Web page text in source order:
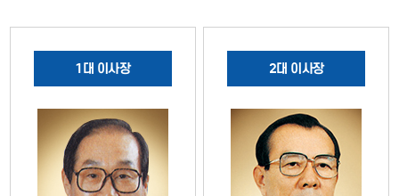
금
KOREA
CREDIT
GUARANTEE
1대 이사장 2대 이사장